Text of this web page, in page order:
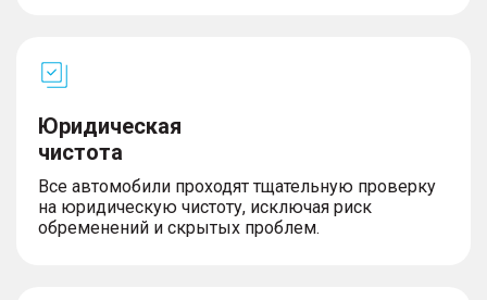
Юридическая
чистота
Все автомобили проходят тщательную проверку
на юридическую чистоту, исключая риск
обременений и скрытых проблем.